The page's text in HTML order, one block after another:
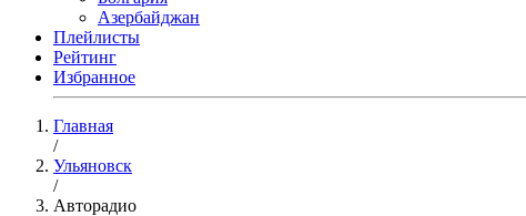
Азербайджан
Плейлисты
Рейтинг
Избранное
Главная
/
Ульяновск
/
Авторадио